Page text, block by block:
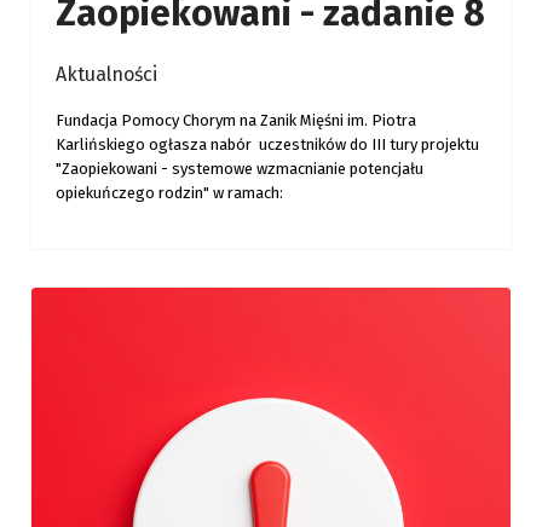
Zaopiekowani - zadanie 8
Aktualności
Fundacja Pomocy Chorym na Zanik Mięśni im. Piotra
Karlińskiego ogłasza nabór uczestników do III tury projektu
"Zaopiekowani - systemowe wzmacnianie potencjału
opiekuńczego rodzin" w ramach: